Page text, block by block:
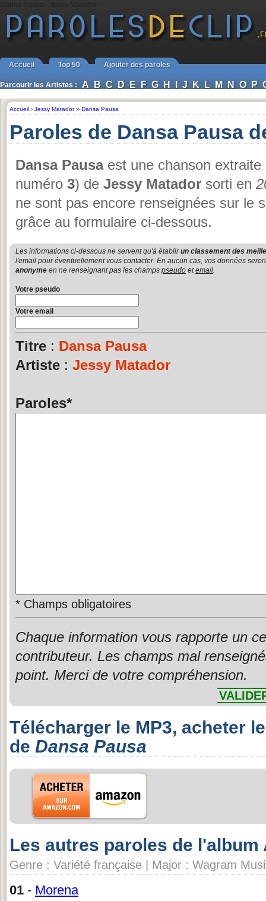
Accueil Top 50 Ajouter des paroles
Parcourir les Artistes : A B C D E F G H I J K L M N O P
Accueil › Jessy Matador›› Dansa Pausa
Paroles de Dansa Pausa
Dansa Pausaest une chanson
numéro 3) de Jessy Matador sorti en
ne sont pas encore renseignées sur le
grâce au formulaire ci-dessous.
Les informations ci-dessous ne servent qu'à établirun classement des
l'email pour éventuellement vous contacter. En aucun cas, vos données
anonyme en ne renseignant pas les champs pseudo etemail.
Votre pseudo
Votre email
Titre : Dansa Pausa
Artiste : Jessy Matador
Paroles*
* Champs obligatoires
Chaque information vous rapporte un
contributeur. Les champs mal
point. Merci de votre compréhension.
Télécharger le MP3, acheter
de Dansa Pausa
Les autres paroles de l'album
Genre : Variété française | Major : Wagram
01 - Morena